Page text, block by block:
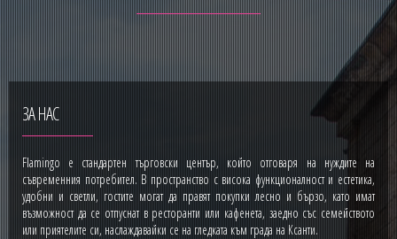
ЗА НАС
Flamingo е стандартен търговски център, който отговаря на нуждите на
съвременния потребител. В пространство с висока функционалност и естетика,
удобни и светли, гостите могат да правят покупки лесно и бързо, като имат
възможност да се отпуснат в ресторанти или кафенета, заедно със семейството
или приятелите си, наслаждавайки се на гледката към града на Ксанти.